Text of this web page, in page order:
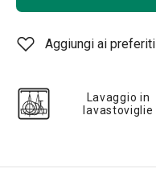
Aggiungi ai preferiti
Lavaggio in
lavastoviglie